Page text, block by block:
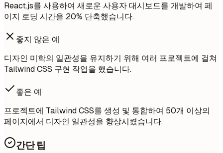
React.js를 사용하여 새로운 사용자 대시보드를 개발하여 페
이지 로딩 시간을 20% 단축했습니다.
좋지 않은 예
디자인 미학의 일관성을 유지하기 위해 여러 프로젝트에 걸쳐
Tailwind CSS 구현 작업을 했습니다.
좋은 예
프로젝트에 Tailwind CSS를 생성 및 통합하여 50개 이상의
페이지에서 디자인 일관성을 향상시켰습니다.
간단 팁